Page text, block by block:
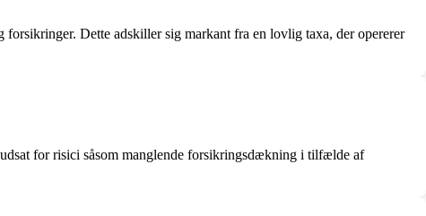
Dette adskiller sig markant fra en lovlig taxa, der opererer
for risici såsom manglende forsikringsdækning i tilfælde af